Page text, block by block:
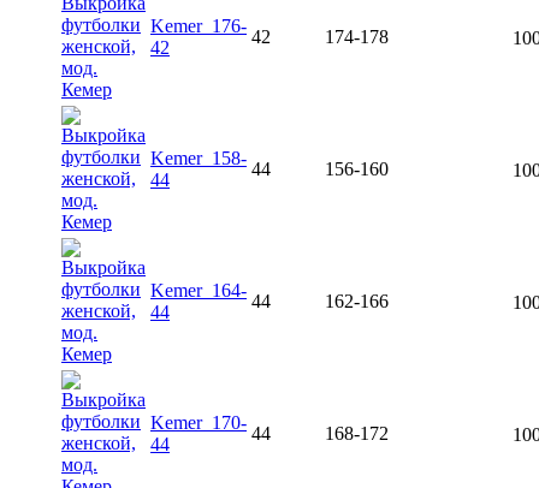
Kemer_176-
42
42 174-178
Kemer_158-
44
44 156-160
Kemer_164-
44
44 162-166
Kemer_170-
44
44 168-172